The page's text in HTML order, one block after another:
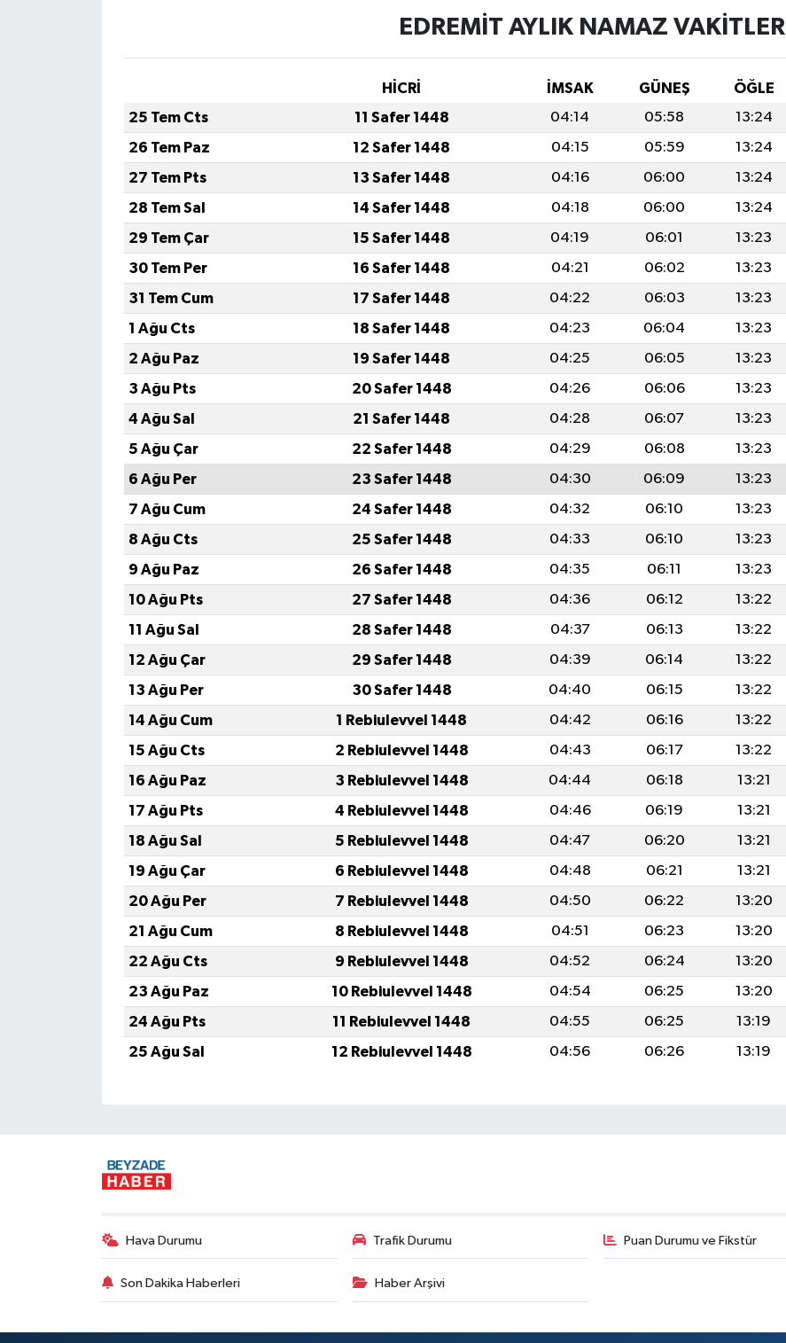
EDREMİT AYLIK NAMAZ VAKITLERI
HİCRİ İMSAK GÜNEŞ ÖĞLE
25 Tem Cts
11 Safer 1448 04:14 05:58 13:24
26 Tem Paz
12 Safer 1448 04:15 05:59 13:24
27 Tem Pts
13 Safer 1448 04:16 06:00 13:24
28 Tem Sal
14 Safer 1448 04:18 06:00 13:24
29 Tem Çar
15 Safer 1448 04:19 06:01 13:23
30 Tem Per
16 Safer 1448 04:21 06:02 13:23
31 Tem Cum
17 Safer 1448 04:22 06:03 13:23
1 Ağu Cts
18 Safer 1448 04:23 06:04 13:23
2 Ağu Paz
19 Safer 1448 04:25 06:05 13:23
3 Ağu Pts
20 Safer 1448 04:26 06:06 13:23
4 Ağu Sal
21 Safer 1448 04:28 06:07 13:23
5 Ağu Çar
22 Safer 1448 04:29 06:08 13:23
6 Ağu Per
23 Safer 1448 04:30 06:09 13:23
7 Ağu Cum
24 Safer 1448 04:32 06:10 13:23
8 Ağu Cts
25 Safer 1448 04:33 06:10 13:23
9 Ağu Paz
26 Safer 1448 04:35 06:11 13:23
10 Ağu Pts
27 Safer 1448 04:36 06:12 13:22
11 Ağu Sal
28 Safer 1448 04:37 06:13 13:22
12 Ağu Çar
29 Safer 1448 04:39 06:14 13:22
13 Ağu Per
30 Safer 1448 04:40 06:15 13:22
14 Ağu Cum
1 Rebiulevvel 1448 04:42 06:16 13:22
15 Ağu Cts
2 Rebiulevvel 1448 04:43 06:17 13:22
16 Ağu Paz
3 Rebiulevvel 1448 04:44 06:18 13:21
17 Ağu Pts
4 Rebiulevvel 1448 04:46 06:19 13:21
18 Ağu Sal
5 Rebiulevvel 1448 04:47 06:20 13:21
19 Ağu Çar
6 Rebiulevvel 1448 04:48 06:21 13:21
20 Ağu Per
7 Rebiulevvel 1448 04:50 06:22 13:20
21 Ağu Cum
8 Rebiulevvel 1448 04:51 06:23 13:20
22 Ağu Cts
9 Rebiulevvel 1448 04:52 06:24 13:20
23 Ağu Paz
10 Rebiulevvel 1448 04:54 06:25 13:20
24 Ağu Pts
11 Rebiulevvel 1448 04:55 06:25 13:19
25 Ağu Sal
12 Rebiulevvel 1448 04:56 06:26 13:19
Hava Durumu Trafik Durumu Puan Durumu ve Fikstür
Son Dakika Haberleri Haber Arşivi